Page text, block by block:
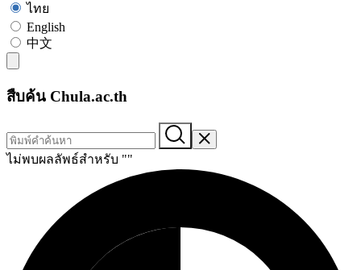
ไทย
English
中文
สืบค้น Chula.ac.th
ไม่พบผลลัพธ์สำหรับ ""